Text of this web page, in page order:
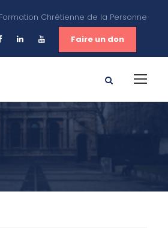
Chrétienne de la Personne
Faire un don